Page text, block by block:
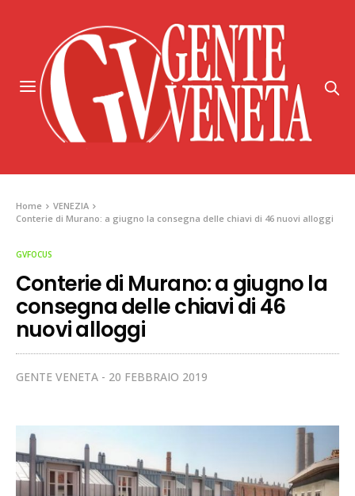
Home
VENEZIA
Conterie di Murano: a giugno la consegna delle chiavi di 46 nuovi alloggi
GVFOCUS
Conterie di Murano: a giugno la
consegna delle chiavi di 46
nuovi alloggi
GENTE VENETA 20 FEBBRAIO 2019